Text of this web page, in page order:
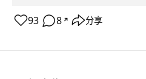
93 8 ↗ 分享